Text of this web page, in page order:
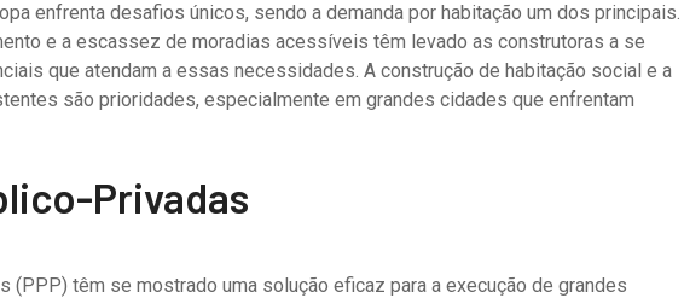
enfrenta desafios únicos, sendo a demanda por habitação um dos principais.
e a escassez de moradias acessíveis têm levado as construtoras a se
que atendam a essas necessidades. A construção de habitação social e a
são prioridades, especialmente em grandes cidades que enfrentam
Privadas
(PPP) têm se mostrado uma solução eficaz para a execução de grandes